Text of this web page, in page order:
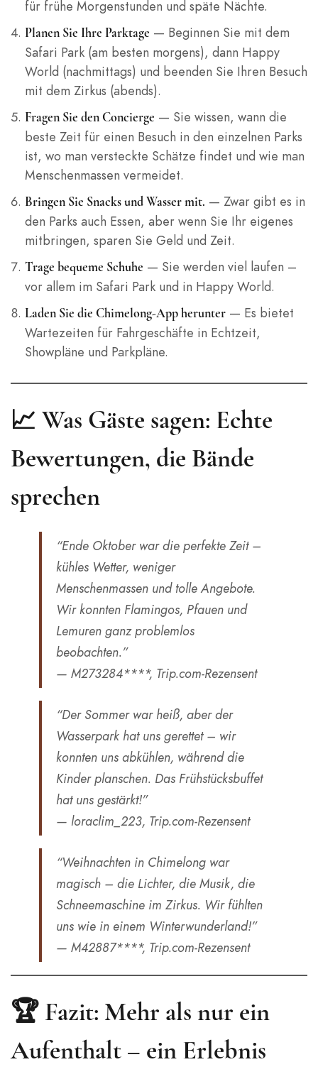
für frühe Morgenstunden und späte Nächte.
Planen Sie Ihre Parktage — Beginnen Sie mit dem
Safari Park (am besten morgens), dann Happy
World (nachmittags) und beenden Sie Ihren Besuch
mit dem Zirkus (abends).
Fragen Sie den Concierge — Sie wissen, wann die
beste Zeit für einen Besuch in den einzelnen Parks
ist, wo man versteckte Schätze findet und wie man
Menschenmassen vermeidet.
Bringen Sie Snacks und Wasser mit. — Zwar gibt es in
den Parks auch Essen, aber wenn Sie Ihr eigenes
mitbringen, sparen Sie Geld und Zeit.
Trage bequeme Schuhe — Sie werden viel laufen –
vor allem im Safari Park und in Happy World.
Laden Sie die Chimelong-App herunter— Es bietet
Wartezeiten für Fahrgeschäfte in Echtzeit,
Showpläne und Parkpläne.
📈 Was Gäste sagen: Echte
Bewertungen, die Bände
sprechen
“Ende Oktober war die perfekte Zeit –
kühles Wetter, weniger
Menschenmassen und tolle Angebote.
Wir konnten Flamingos, Pfauen und
Lemuren ganz problemlos
beobachten.”
— M273284****, Trip.com-Rezensent
“Der Sommer war heiß, aber der
Wasserpark hat uns gerettet – wir
konnten uns abkühlen, während die
Kinder planschen. Das Frühstücksbuffet
hat uns gestärkt!”
— loraclim_223, Trip.com-Rezensent
“Weihnachten in Chimelong war
magisch – die Lichter, die Musik, die
Schneemaschine im Zirkus. Wir fühlten
uns wie in einem Winterwunderland!”
— M42887****, Trip.com-Rezensent
🏆 Fazit: Mehr als nur ein
Aufenthalt – ein Erlebnis